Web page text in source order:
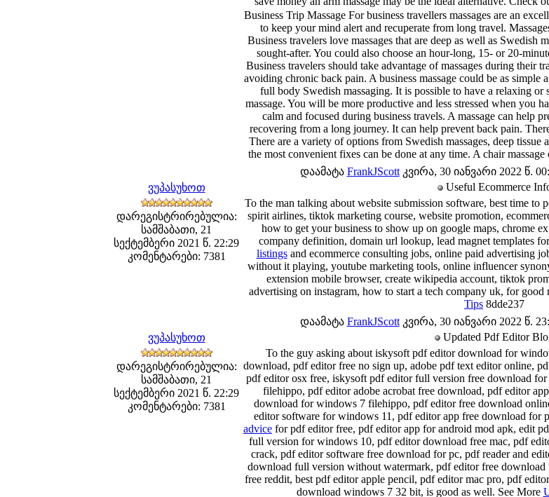
Business Trip Massage For business travellers massages are an
to keep your mind alert and recuperate from long travel.
Business travelers love massages that are deep as well as Swedish
sought-after. You could also choose an hour-long, 15- or 20-
Business travelers should take advantage of massages during their
avoiding chronic back pain. A business massage could be as simple
full body Swedish massaging. It is possible to have a relaxing
massage. You will be more productive and less stressed when you
calm and focused during business travels. A massage can help
recovering from a long journey. It can help prevent back pain.
There are a variety of options from Swedish massages, deep tissue
the most convenient fixes can be done at any time. A chair
დაამატა FrankJScottკვირა, 30 იანვარი 2022 წ.
ვუპასუხოთ
Useful Ecommerce
დარეგისტრირებულია:
სამშაბათი, 21
სექტემბერი 2021 წ. 22:29
კომენტარები: 7381
To the man talking about website submission software, best time to
spirit airlines, tiktok marketing course, website promotion,
how to get your business to show up on google maps, chrome
company definition, domain url lookup, lead magnet templates
listingsand ecommerce consulting jobs, online paid advertising
without it playing, youtube marketing tools, online influencer
extension mobile browser, create wikipedia account, tiktok
advertising on instagram, how to start a tech company uk, for good
Tips 8dde237
დაამატა FrankJScottკვირა, 30 იანვარი 2022 წ.
ვუპასუხოთ
Updated Pdf Editor
დარეგისტრირებულია:
სამშაბათი, 21
სექტემბერი 2021 წ. 22:29
კომენტარები: 7381
To the guy asking about iskysoft pdf editor download for
download, pdf editor free no sign up, adobe pdf text editor online,
pdf editor osx free, iskysoft pdf editor full version free download
filehippo, pdf editor adobe acrobat free download, pdf editor
download for windows 7 filehippo, pdf editor free download
editor software for windows 11, pdf editor app free download for
advice for pdf editor free, pdf editor app for android mod apk, edit
full version for windows 10, pdf editor download free mac, pdf
crack, pdf editor software free download for pc, pdf reader and
download full version without watermark, pdf editor free
free reddit, best pdf editor apple pencil, pdf editor mac pro, pdf
download windows 7 32 bit, is good as well. See More